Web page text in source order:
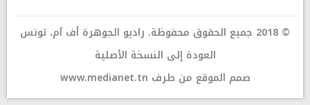
© 2018 جميع الحقوق محفوظة. راديو الجوهرة أف آم، تونس
العودة إلى النسخة الأصلية
www.medianet.tn صمم الموقع من طرف